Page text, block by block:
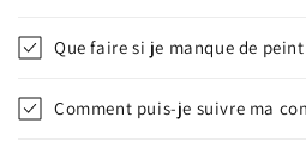
Que faire si je manque de
Comment puis-je suivre ma